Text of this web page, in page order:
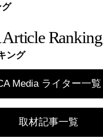
グ
Ranking
ング
Media ライター一覧
取材記事一覧